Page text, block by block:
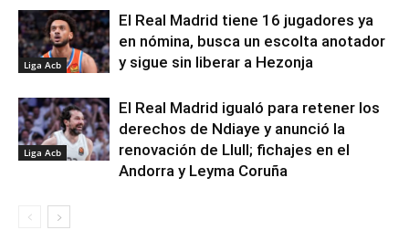
Liga Acb
El Real Madrid tiene 16 jugadores ya
en nómina, busca un escolta anotador
y sigue sin liberar a Hezonja
Liga Acb
El Real Madrid igualó para retener los
derechos de Ndiaye y anunció la
renovación de Llull; fichajes en el
Andorra y Leyma Coruña